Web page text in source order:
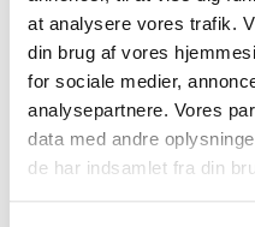
at analysere vores trafik.
din brug af vores
for sociale medier,
analysepartnere. Vores
data med andre
de har indsamlet fra din
produkter
Vi tilbyder
cremer,
produkter –
Læs mere